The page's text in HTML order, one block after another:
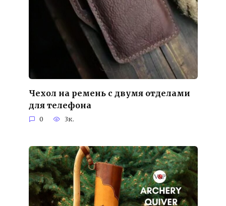
Чехол на ремень с двумя отделами
для телефона
0 3к.